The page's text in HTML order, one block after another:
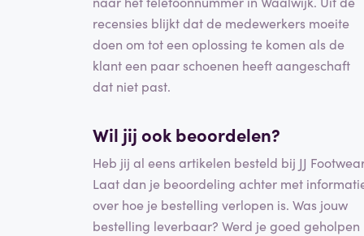
recensies blijkt dat de medewerkers moeite
doen om tot een oplossing te komen als de
klant een paar schoenen heeft aangeschaft
dat niet past.
Wil jij ook beoordelen?
Heb jij al eens artikelen besteld bij JJ
Laat dan je beoordeling achter met
over hoe je bestelling verlopen is. Was jouw
bestelling leverbaar? Werd je goed geholpen